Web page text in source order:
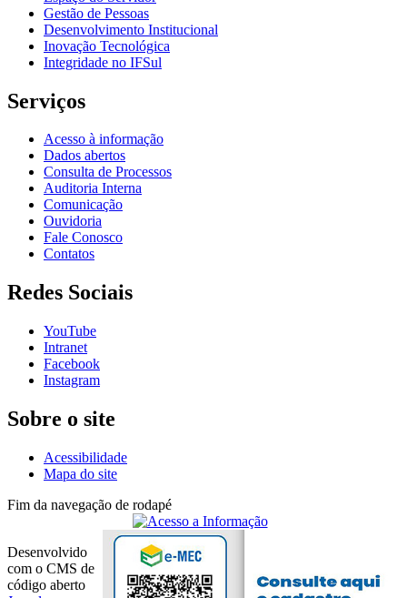
Gestão de Pessoas
Desenvolvimento Institucional
Inovação Tecnológica
Integridade no IFSul
Serviços
Acesso à informação
Dados abertos
Consulta de Processos
Auditoria Interna
Comunicação
Ouvidoria
Fale Conosco
Contatos
Redes Sociais
YouTube
Intranet
Facebook
Instagram
Sobre o site
Acessibilidade
Mapa do site
Fim da navegação de rodapé
Desenvolvido
com o CMS de
código aberto